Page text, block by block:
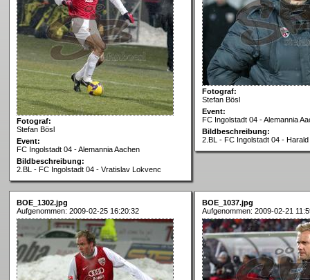
Fotograf:
Stefan Bösl
Event:
FC Ingolstadt 04 - Alemannia Aachen
Bildbeschreibung:
2.BL - FC Ingolstadt 04 - Vratislav Lokvenc
Fotograf:
Stefan Bösl
Event:
FC Ingolstadt 04 - Alemannia
Bildbeschreibung:
2.BL - FC Ingolstadt 04 -
BOE_1302.jpg
Aufgenommen: 2009-02-25 16:20:32
BOE_1037.jpg
Aufgenommen: 2009-02-21